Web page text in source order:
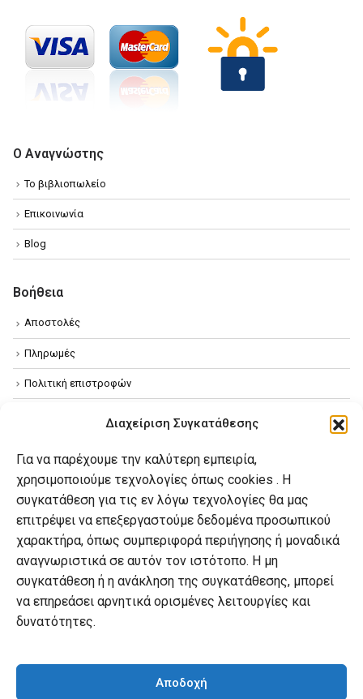
Διαχείριση Συγκατάθεσης
Για να παρέχουμε την καλύτερη εμπειρία,
χρησιμοποιούμε τεχνολογίες όπως cookies . Η
συγκατάθεση για τις εν λόγω τεχνολογίες θα μας
επιτρέψει να επεξεργαστούμε δεδομένα προσωπικού
χαρακτήρα, όπως συμπεριφορά περιήγησης ή μοναδικά
αναγνωριστικά σε αυτόν τον ιστότοπο. Η μη
συγκατάθεση ή η ανάκληση της συγκατάθεσης, μπορεί
να επηρεάσει αρνητικά ορισμένες λειτουργίες και
δυνατότητες.
Αποδοχή
Ο Αναγνώστης
Το βιβλιοπωλείο
Επικοινωνία
Blog
Βοήθεια
Αποστολές
Πληρωμές
Πολιτική επιστροφών
Πολιτική Cookies
Ο λογαριασμός μου
Οι παραγγελίες μου
Λίστα επιθυμιών